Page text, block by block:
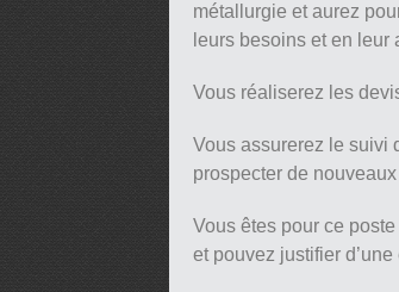
métallurgie et aurez
leurs besoins et en
Vous réaliserez les
Vous assurerez le suivi
prospecter de
Vous êtes pour ce
et pouvez justifier